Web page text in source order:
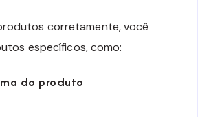
corretamente, você
específicos, como:
do produto